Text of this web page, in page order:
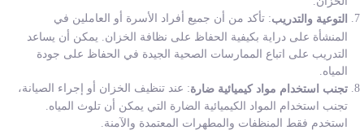
التوعية والتدريب: تأكد من أن جميع أفراد الأسرة أو العاملين في
المنشأة على دراية بكيفية الحفاظ على نظافة الخزان. يمكن أن يساعد
التدريب على اتباع الممارسات الصحية الجيدة في الحفاظ على جودة
المياه.
تجنب استخدام مواد كيميائية ضارة: عند تنظيف الخزان أو إجراء الصيانة،
تجنب استخدام المواد الكيميائية الضارة التي يمكن أن تلوث المياه.
استخدم فقط المنظفات والمطهرات المعتمدة والآمنة.